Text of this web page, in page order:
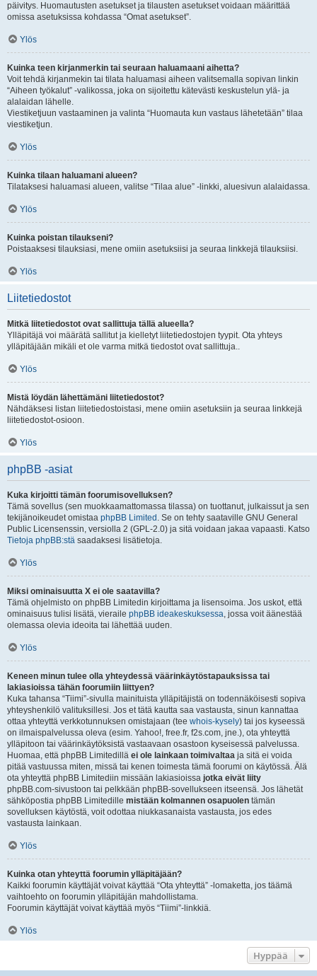
päivitys. Huomautusten asetukset ja tilausten asetukset voidaan määrittää
omissa asetuksissa kohdassa “Omat asetukset”.
Ylös
Kuinka teen kirjanmerkin tai seuraan haluamaani aihetta?
Voit tehdä kirjanmekin tai tilata haluamasi aiheen valitsemalla sopivan linkin
“Aiheen työkalut” -valikossa, joka on sijoitettu kätevästi keskustelun ylä- ja
alalaidan lähelle.
Viestiketjuun vastaaminen ja valinta “Huomauta kun vastaus lähetetään” tilaa
viestiketjun.
Ylös
Kuinka tilaan haluamani alueen?
Tilataksesi haluamasi alueen, valitse “Tilaa alue” -linkki, aluesivun alalaidassa.
Ylös
Kuinka poistan tilaukseni?
Poistaaksesi tilauksiasi, mene omiin asetuksiisi ja seuraa linkkejä tilauksiisi.
Ylös
Liitetiedostot
Mitkä liitetiedostot ovat sallittuja tällä alueella?
Ylläpitäjä voi määrätä sallitut ja kielletyt liitetiedostojen tyypit. Ota yhteys
ylläpitäjään mikäli et ole varma mitkä tiedostot ovat sallittuja..
Ylös
Mistä löydän lähettämäni liitetiedostot?
Nähdäksesi listan liitetiedostoistasi, mene omiin asetuksiin ja seuraa linkkejä
liitetiedostot-osioon.
Ylös
phpBB -asiat
Kuka kirjoitti tämän foorumisovelluksen?
Tämä sovellus (sen muokkaamattomassa tilassa) on tuottanut, julkaissut ja sen
tekijänoikeudet omistaa phpBB Limited . Se on tehty saataville GNU General
Public Licensenssin, versiolla 2 (GPL-2.0) ja sitä voidaan jakaa vapaasti. Katso
Tietoja phpBB:stä saadaksesi lisätietoja.
Ylös
Miksi ominaisuutta X ei ole saatavilla?
Tämä ohjelmisto on phpBB Limitedin kirjoittama ja lisensoima. Jos uskot, että
ominaisuus tulisi lisätä, vieraile phpBB ideakeskuksessa, jossa voit äänestää
olemassa olevia ideoita tai lähettää uuden.
Ylös
Keneen minun tulee olla yhteydessä väärinkäytöstapauksissa tai
lakiasioissa tähän foorumiin liittyen?
Kuka tahansa “Tiimi”-sivulla mainituista ylläpitäjistä on todennäköisesti sopiva
yhteyshenkilö valituksillesi. Jos et tätä kautta saa vastausta, sinun kannattaa
ottaa yhteyttä verkkotunnuksen omistajaan (tee whois-kysely) tai jos kyseessä
on ilmaispalvelussa oleva (esim. Yahoo!, free.fr, f2s.com, jne.), ota yhteyttä
ylläpitoon tai väärinkäytöksistä vastaavaan osastoon kyseisessä palvelussa.
Huomaa, että phpBB Limitedillä ei ole lainkaan toimivaltaa ja sitä ei voida
pitää vastuussa miten, missä tai kenen toimesta tämä foorumi on käytössä. Älä
ota yhteyttä phpBB Limitediin missään lakiasioissa jotka eivät liity
phpBB.com-sivustoon tai pelkkään phpBB-sovellukseen itseensä. Jos lähetät
sähköpostia phpBB Limitedille mistään kolmannen osapuolen tämän
sovelluksen käytöstä, voit odottaa niukkasanaista vastausta, jos edes
vastausta lainkaan.
Ylös
Kuinka otan yhteyttä foorumin ylläpitäjään?
Kaikki foorumin käyttäjät voivat käyttää “Ota yhteyttä” -lomaketta, jos täämä
vaihtoehto on foorumin ylläpitäjän mahdollistama.
Foorumin käyttäjät voivat käyttää myös “Tiimi”-linkkiä.
Ylös
Hyppää